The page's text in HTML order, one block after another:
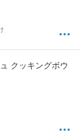
クッキングボウ